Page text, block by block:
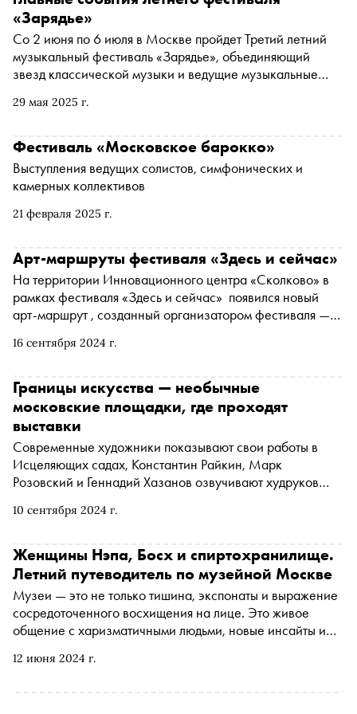
29 мая 2025 г.
«Зарядье»
Со 2 июня по 6 июля в Москве пройдет Третий летний
музыкальный фестиваль «Зарядье», объединяющий
звезд классической музыки и ведущие музыкальные
рассказывает о самых интересных мероприятиях в
21 февраля 2025 г.
Фестиваль «Московское барокко»
Выступления ведущих солистов, симфонических и
камерных коллективов
16 сентября 2024 г.
Арт-маршруты фестиваля «Здесь и сейчас»
На территории Инновационного центра «Сколково» в
рамках фестиваля «Здесь и сейчас» появился новый
арт-маршрут , созданный организатором фестиваля —
технические инновации решили заявить о возможности
с авторскими арт-объектами, обосновавшимися в самых
разных точках «Сколково», так и с муралами,
созданными специально для фестиваля: известные
российские художники уличной волны расписали все
беседки Центрального парка
10 сентября 2024 г.
Границы искусства — необычные
московские площадки, где проходят
выставки
Современные художники показывают свои работы в
Исцеляющих садах, Константин Райкин, Марк
Розовский и Геннадий Хазанов озвучивают худруков
переделкинских дач используют под свои цели
Москвы обнаруживаются по самым неожиданным
адресам
12 июня 2024 г.
Женщины Нэпа, Босх и спиртохранилище.
Летний путеводитель по музейной Москве
Музеи — это не только тишина, экспонаты и выражение
сосредоточенного восхищения на лице. Это живое
общение с харизматичными людьми, новые инсайты и
значимому проекту кураторы обязательно готовят